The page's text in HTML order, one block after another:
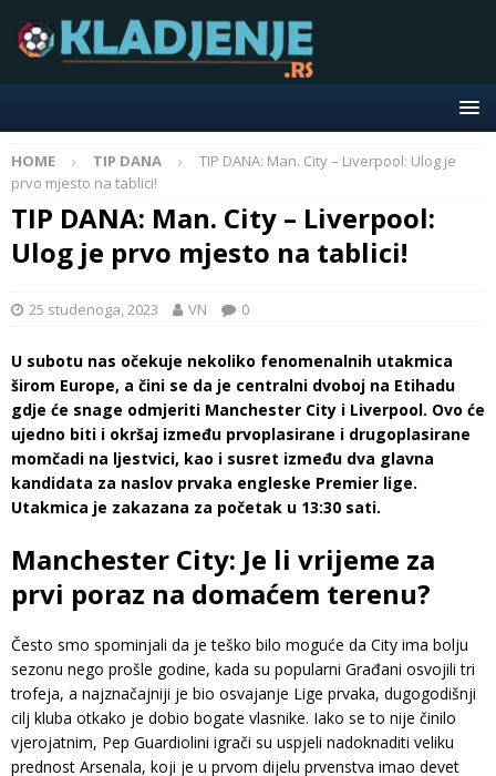
HOME TIP DANA
TIP DANA: Man. City – Liverpool: Ulog je
prvo mjesto na tablici!
TIP DANA: Man. City – Liverpool:
Ulog je prvo mjesto na tablici!
25 studenoga, 2023 VN 0
U subotu nas očekuje nekoliko fenomenalnih utakmica
širom Europe, a čini se da je centralni dvoboj na Etihadu
gdje će snage odmjeriti Manchester City i Liverpool. Ovo će
ujedno biti i okršaj između prvoplasirane i drugoplasirane
momčadi na ljestvici, kao i susret između dva glavna
kandidata za naslov prvaka engleske Premier lige.
Utakmica je zakazana za početak u 13:30 sati.
Manchester City: Je li vrijeme za
prvi poraz na domaćem terenu?
Često smo spominjali da je teško bilo moguće da City ima bolju
sezonu nego prošle godine, kada su popularni Građani osvojili tri
trofeja, a najznačajniji je bio osvajanje Lige prvaka, dugogodišnji
cilj kluba otkako je dobio bogate vlasnike. Iako se to nije činilo
vjerojatnim, Pep Guardiolini igrači su uspjeli nadoknaditi veliku
prednost Arsenala, koji je u prvom dijelu prvenstva imao devet